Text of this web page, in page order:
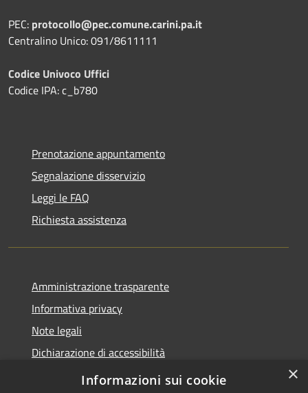
PEC: protocollo@pec.comune.carini.pa.it
Centralino Unico: 091/8611111
Codice Univoco Uffici
Codice IPA: c_b780
Prenotazione appuntamento
Segnalazione disservizio
Leggi le FAQ
Richiesta assistenza
Amministrazione trasparente
Informativa privacy
Note legali
Dichiarazione di accessibilità
Privacy e protezione dei dati
×
Informazioni sui cookie